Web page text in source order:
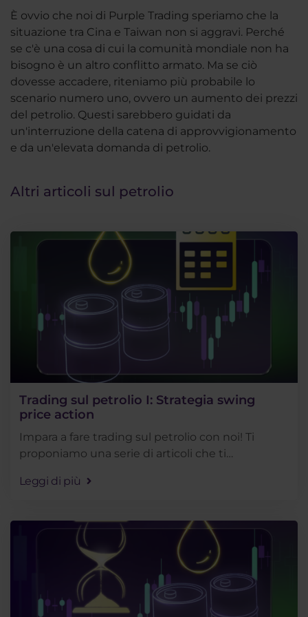
È ovvio che noi di Purple Trading speriamo che la
situazione tra Cina e Taiwan non si aggravi. Perché
se c'è una cosa di cui la comunità mondiale non ha
bisogno è un altro conflitto armato. Ma se ciò
dovesse accadere, riteniamo più probabile lo
scenario numero uno, ovvero un aumento dei prezzi
del petrolio. Questi sarebbero guidati da
un'interruzione della catena di approvvigionamento
e da un'elevata domanda di petrolio.
Altri articoli sul petrolio
Trading sul petrolio I: Strategia swing
price action
Impara a fare trading sul petrolio con noi! Ti
proponiamo una serie di articoli che ti
questa popolare materia prima. Oggi
Leggi di più